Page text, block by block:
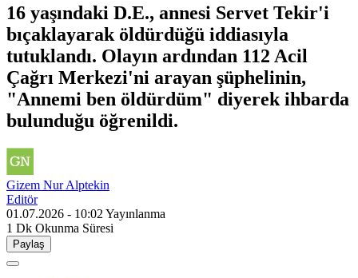
16 yaşındaki D.E., annesi Servet Tekir'i
bıçaklayarak öldürdüğü iddiasıyla
tutuklandı. Olayın ardından 112 Acil
Çağrı Merkezi'ni arayan şüphelinin,
"Annemi ben öldürdüm" diyerek ihbarda
bulunduğu öğrenildi.
Gizem Nur Alptekin
Editör
01.07.2026 - 10:02 Yayınlanma
1 Dk Okunma Süresi
Paylaş